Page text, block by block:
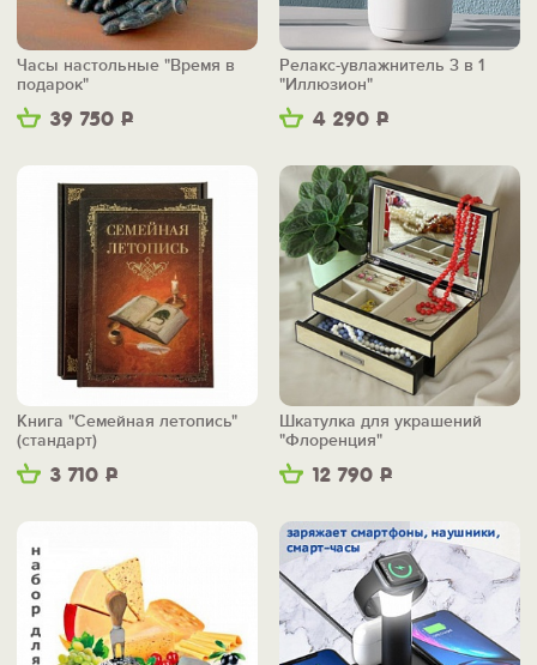
39 750 Р
Часы настольные "Время в
подарок"
4 290 Р
Релакс-увлажнитель 3 в 1
"Иллюзион"
3 710 Р
Книга "Семейная летопись"
(стандарт)
12 790 Р
Шкатулка для украшений
"Флоренция"